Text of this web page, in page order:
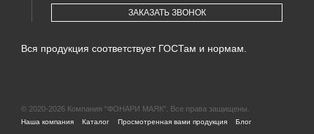
ЗАКАЗАТЬ ЗВОНОК
Вся продукция соответствует ГОСТам и нормам.
© 2020-2026 Компания "ФОНАРИ МАЯК". Все права защищены.
Наша компания Каталог Просмотренная вами продукция Блог